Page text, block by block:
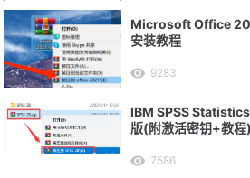
Microsoft Office
安装教程
9283
IBM SPSS
版(附激活密钥+教程)
7586